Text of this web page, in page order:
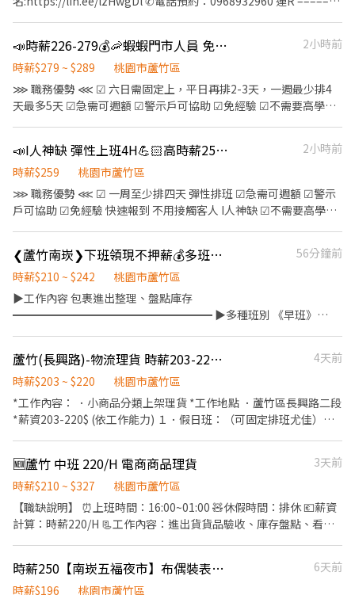
✉️ 應徵方式: 請截圖此職缺資訊，並提供以下資料，方便我們盡快
為您安排面試 ✎ 官方：@weiko ⭢ https://lin.ee/Yl34kL8 ☎️ 聯絡
方式 / ID：0979-661-360 （聯繫人：茜茜 ʚɞ 歡迎聊聊喔～）
1800 ⭐️夜班12H 2500 🍱中餐餐廳刷卡用餐，也有全家/拉亞漢堡，
(06:00~08:00)，給予早餐補助40元 ，給予早餐補助40元。
稱：倉儲人員 工作內容： 從事物流貨物理貨、揀貨等倉儲理貨作
業、倉儲物流各項作業 一定會需搬重唷‼️ ⏰上班時間 晚班: 下午
16:00至次日凌晨1:00 ；若不加班:下午15:00至晚上24:00 ✅休假制
度 排休 ✅薪資結構 時薪:231元 ✅工作須知 1.需配合加班、搬重 2.需
📣時薪226-279💰🦐蝦蝦門市人員 免經驗 門市自選💪🏻可周領💎
2小時前
時薪$279 ~ $289
桃園市蘆竹區
⋙ 職務優勢 ⋘ ☑ 六日需固定上，平日再排2-3天，一週最少排4
天最多5天 ☑急需可週額 ☑警示戶可協助 ☑免經驗 ☑不需要高學歷
選（超好配合） 有人店 【早班】： 11:00-17:30 【午班】： 15:00-
19:00 時薪226 【晚班】： 16:15-22:45 【假日班】： 11:00-22:45
(六日固定上班，最少要能當月排6-8天) 寄件店 【早班】： 12:00-
16:00時薪259 【午班】： 16:30-20:30時薪279 【晚班】： 18:30-
✅ 工作地點：可自選門市 蘆竹大竹 - 有人店 大竹路361號1樓 蘆竹
南順 - 有人店 南順四街8號1樓 蘆竹南六 - 寄件店 南山路一段418號
15號 大園田心 - 寄件店 大觀路428號 ▬▬▬▬▬▬▬▬▬▬▬▬ 快
速應徵⭐️不收取任何費用⭐️立即上工 李先生 ☎ 手機：0958781360
或✚【ID：@zdn6329f】傳姓名電話+職缺截圖 馬上安排
📣I人神缺 彈性上班4H💪🏻高時薪259💰蝦蝦門市人員💎免經驗 好排班 門市自選
2小時前
時薪$259
桃園市蘆竹區
⋙ 職務優勢 ⋘ ☑ 一周至少排四天 彈性排班 ☑急需可週額 ☑警示
戶可協助 ☑免經驗 快速報到 不用接觸客人 I人神缺 ☑不需要高學歷
（超好配合） 【早班】： 7:00-12:00｜7:30-12:30｜8:00-13:00｜
08:30-13:30 時239 【晚班】： 17:30-21:30｜18:00-22:00｜18:30-
22:30 時259 【假日班】： 7:00-12:00時239 17:30-23:30時259 ※
一週最少排四天且須固定可排班週一、週二；假日須至少可排班一
✅ 工作地點：可自選門市 蘆竹福祿 - 智取店 福祿一街52號 蘆竹洛陽
- 智取店 中正路203號1樓 蘆竹長興 - 智取店 長興路一段8號1樓 蘆
快速應徵⭐️不收取任何費用⭐️立即上工 李先生 ☎ 手機：
0958781360 或✚【ID：@zdn6329f】傳姓名電話+職缺截圖 馬上
安排
❮蘆竹南崁❯下班領現不押薪💰多班任選/小包裹理貨員
56分鐘前
時薪$210 ~ $242
桃園市蘆竹區
▶工作內容 包裹進出整理、盤點庫存
━━━━━━━━━━━━━━━━━━ ▶多種班別 《早班》
皆可下班領現不押薪，中間休一小時不計薪，其餘時間有間休⭐ ⭐夜
班工時固定8小時，不扣薪，有間休⭐
━━━━━━━━━━━━━━━━━━ ▶工作薪資 時薪２１０~
２４２（依班別不同） 另有工作獎金
━━━━━━━━━━━━━━━━━━ ▶休假制度 固定休日，可
尋官方帳號：@773osnrn 建華人力-小安，要加小老鼠喔～ 或直
接點擊以下連結：https://lin.ee/89FJHKS1
蘆竹(長興路)-物流理貨 時薪203-220元 可書審.可報班.可日領
4天前
時薪$203 ~ $220
桃園市蘆竹區
*工作內容： ．小商品分類上架理貨 *工作地點 ．蘆竹區長興路二段
*薪資203-220$ (依工作能力) １．假日班：（可固定排班尤佳）
４．兼職：（可穩定排班佳） 08:00-12:00 13:00-17:00 17:30-
20:30（時段可微調） 17:00-22:00（需體檢） 18:00-22:00（需體
檢） 【兼職職缺】 自由報班-週二~週六可報班 【長期職缺】 需配
合貨量加班，加班費依照勞基法計算 *員工福利 ．可書審 ．可日領
現金 ．自由報班 ．工作獎金(出勤、績效) ．三節獎金 ．品保獎金
6％ ．團體保險 預約面試 ．0982-336-364陳專員
🆕蘆竹 中班 220/H 電商商品理貨
3天前
時薪$210 ~ $327
桃園市蘆竹區
【職缺說明】 ⏰上班時間：16:00~01:00 🧸休假時間：排休 💶薪資
計算：時薪220/H 📃工作內容：進出貨貨品驗收、庫存盤點、看單
𝟬𝟯-𝟰𝟱𝟱𝟱𝟱𝟯𝟱 小萱專員 ✚ ʟɪɴᴇ：【@316gdfku】截圖詢問職缺 --
-快速連結：https://lin.ee/8tg01Dg ✶親洽地址：桃園市中壢區南
時薪250【南崁五福夜市】布偶裝表演｜自主報班・無經驗可
6天前
時薪$196
桃園市蘆竹區